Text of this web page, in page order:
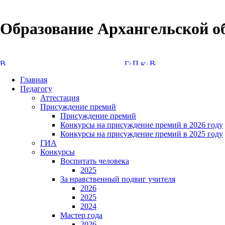
Образование Архангельской
Главная
Педагогу
Аттестация
Присуждение премий
Присуждение премий
Конкурсы на присуждение премий в 2026 году
Конкурсы на присуждение премий в 2025 году
ГИА
Конкурсы
Воспитать человека
2025
За нравственный подвиг учителя
2026
2025
2024
Мастер года